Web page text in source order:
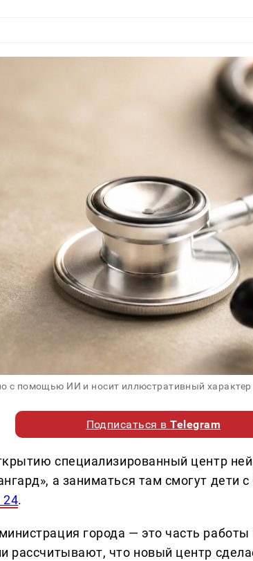
с помощью ИИ и носит иллюстративный характер
Подписаться вTelegram
специализированный центр
а заниматься там смогут дети
.
города — это часть
рассчитывают, что новый центр